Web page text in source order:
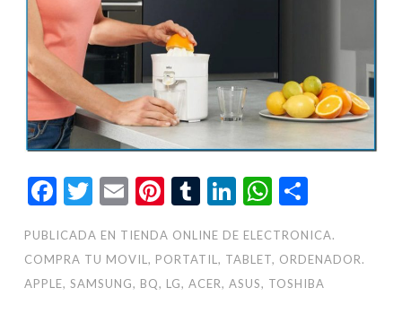
Facebook
Twitter
EmailPinterest
Tumblr
LinkedIn
PUBLICADA EN TIENDA ONLINE DE ELECTRONICA.
COMPRA TU MOVIL, PORTATIL, TABLET, ORDENADOR.
APPLE, SAMSUNG, BQ, LG, ACER, ASUS, TOSHIBA